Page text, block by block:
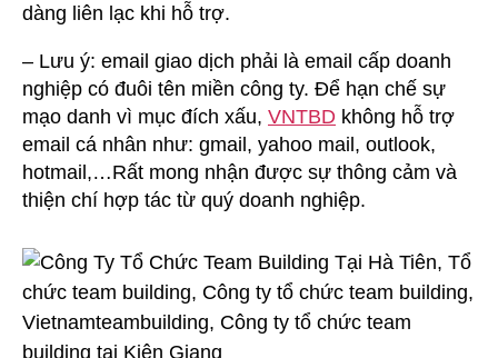
dàng liên lạc khi hỗ trợ.
– Lưu ý: email giao dịch phải là email cấp doanh
nghiệp có đuôi tên miền công ty. Để hạn chế sự
mạo danh vì mục đích xấu, VNTBD không hỗ trợ
email cá nhân như: gmail, yahoo mail, outlook,
hotmail,…Rất mong nhận được sự thông cảm và
thiện chí hợp tác từ quý doanh nghiệp.